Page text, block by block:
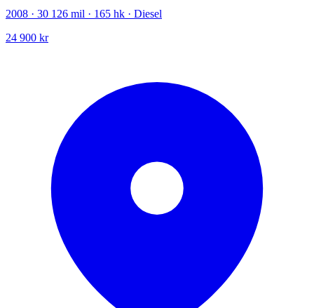
2008 · 30 126 mil · 165 hk · Diesel
24 900 kr